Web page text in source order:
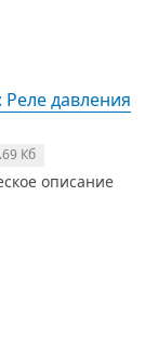
Реле давления
Кб
описание